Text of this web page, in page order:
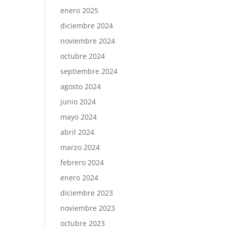
enero 2025
diciembre 2024
noviembre 2024
octubre 2024
septiembre 2024
agosto 2024
junio 2024
mayo 2024
abril 2024
marzo 2024
febrero 2024
enero 2024
diciembre 2023
noviembre 2023
octubre 2023